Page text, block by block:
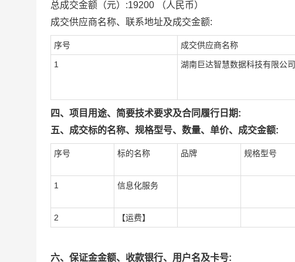
总成交金额（元）:19200 （人民币）
成交供应商名称、联系地址及成交金额:
序号 成交供应商名称
1 湖南巨达智慧数据科技有限公司
四、项目用途、简要技术要求及合同履行日期:
五、成交标的名称、规格型号、数量、单价、成交金额:
序号 标的名称 品牌 规格型号
1 信息化服务
2 【运费】
六、保证金金额、收款银行、用户名及卡号: